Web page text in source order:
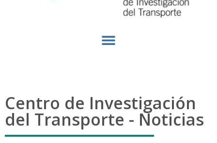
Centro de Investigación
del Transporte - Noticias